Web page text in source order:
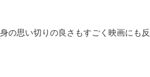
の思い切りの良さもすごく映画にも